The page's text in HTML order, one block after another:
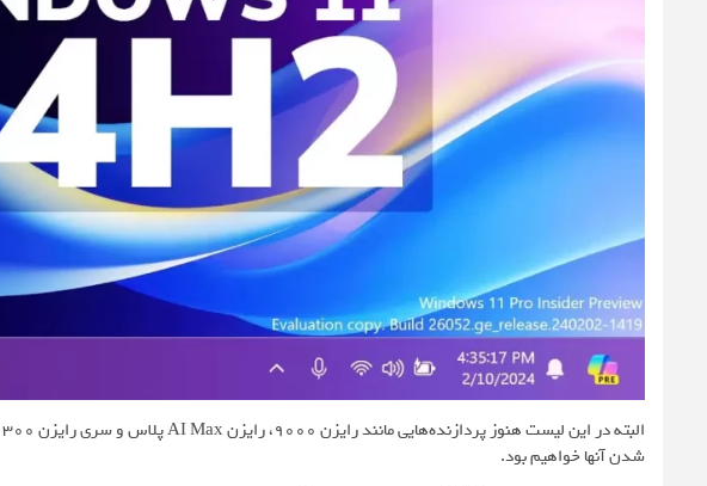
شدن آنها خواهیم بود.